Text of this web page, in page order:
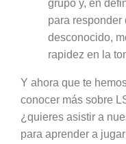
grupo y, en
para responder
desconocido,
rapidez en la
Y ahora que te
conocer más sobre
¿quieres asistir a
para aprender a